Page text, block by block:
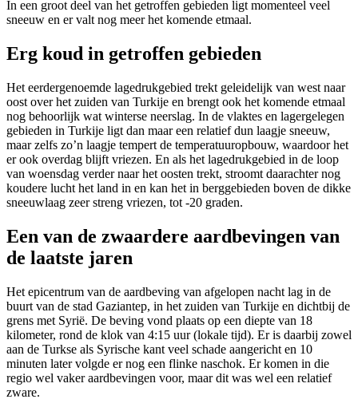
In een groot deel van het getroffen gebieden ligt momenteel veel
sneeuw en er valt nog meer het komende etmaal.
Erg koud in getroffen gebieden
Het eerdergenoemde lagedrukgebied trekt geleidelijk van west naar
oost over het zuiden van Turkije en brengt ook het komende etmaal
nog behoorlijk wat winterse neerslag. In de vlaktes en lagergelegen
gebieden in Turkije ligt dan maar een relatief dun laagje sneeuw,
maar zelfs zo’n laagje tempert de temperatuuropbouw, waardoor het
er ook overdag blijft vriezen. En als het lagedrukgebied in de loop
van woensdag verder naar het oosten trekt, stroomt daarachter nog
koudere lucht het land in en kan het in berggebieden boven de dikke
sneeuwlaag zeer streng vriezen, tot -20 graden.
Een van de zwaardere aardbevingen van
de laatste jaren
Het epicentrum van de aardbeving van afgelopen nacht lag in de
buurt van de stad Gaziantep, in het zuiden van Turkije en dichtbij de
grens met Syrië. De beving vond plaats op een diepte van 18
kilometer, rond de klok van 4:15 uur (lokale tijd). Er is daarbij zowel
aan de Turkse als Syrische kant veel schade aangericht en 10
minuten later volgde er nog een flinke naschok. Er komen in die
regio wel vaker aardbevingen voor, maar dit was wel een relatief
zware.